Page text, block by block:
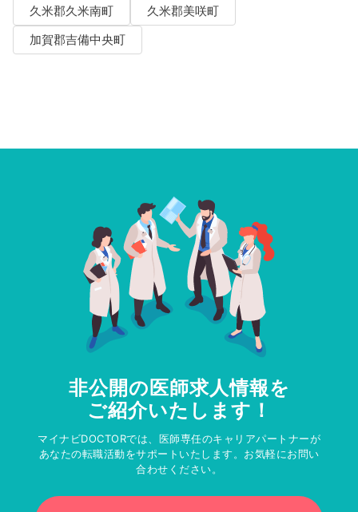
久米郡久米南町
久米郡美咲町
加賀郡吉備中央町
非公開の医師求人情報を
ご紹介いたします！
マイナビDOCTORでは、医師専任のキャリアパートナーが
あなたの転職活動をサポートいたします。お気軽にお問い
合わせください。